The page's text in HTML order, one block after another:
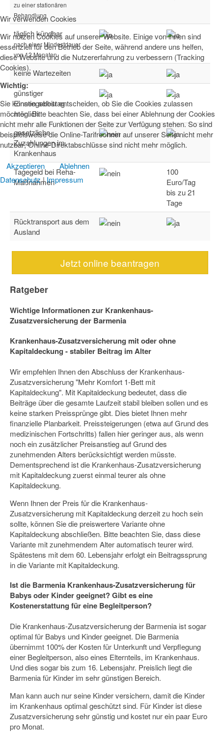
zu einer stationären
Behandlung
täglich kündbar
nach einer Mindestdauer
von 12 Monaten
keine Wartezeiten
günstiger
Einstiegsbeitrag
möglich
gesetzliche
Zuzahlungen im
Krankenhaus
Tagegeld bei Reha-
Maßnahmen
100
Euro/Tag
bis zu 21
Tage
Rücktransport aus dem
Ausland
Jetzt online beantragen
Ratgeber
Wichtige Informationen zur Krankenhaus-
Zusatzversicherung der Barmenia
Krankenhaus-Zusatzversicherung mit oder ohne
Kapitaldeckung - stabiler Beitrag im Alter
Wir empfehlen Ihnen den Abschluss der Krankenhaus-
Zusatzversicherung "Mehr Komfort 1-Bett mit
Kapitaldeckung". Mit Kapitaldeckung bedeutet, dass die
Beiträge über die gesamte Laufzeit stabil bleiben sollen und es
keine starken Preissprünge gibt. Dies bietet Ihnen mehr
finanzielle Planbarkeit. Preissteigerungen (etwa auf Grund des
medizinischen Fortschritts) fallen hier geringer aus, als wenn
noch ein zusätzlicher Preisanstieg auf Grund des
zunehmenden Alters berücksichtigt werden müsste.
Dementsprechend ist die Krankenhaus-Zusatzversicherung
mit Kapitaldeckung zuerst einmal teurer als ohne
Kapitaldeckung.
Wenn Ihnen der Preis für die Krankenhaus-
Zusatzversicherung mit Kapitaldeckung derzeit zu hoch sein
sollte, können Sie die preiswertere Variante ohne
Kapitaldeckung abschließen. Bitte beachten Sie, dass diese
Variante mit zunehmendem Alter automatisch teurer wird.
Spätestens mit dem 60. Lebensjahr erfolgt ein Beitragssprung
in die Variante mit Kapitaldeckung.
Ist die Barmenia Krankenhaus-Zusatzversicherung für
Babys oder Kinder geeignet? Gibt es eine
Kostenerstattung für eine Begleitperson?
Die Krankenhaus-Zusatzversicherung der Barmenia ist sogar
optimal für Babys und Kinder geeignet. Die Barmenia
übernimmt 100% der Kosten für Unterkunft und Verpflegung
einer Begleitperson, also eines Elternteils, im Krankenhaus.
Und dies sogar bis zum 16. Lebensjahr. Preislich liegt die
Barmenia für Kinder im sehr günstigen Bereich.
Man kann auch nur seine Kinder versichern, damit die Kinder
im Krankenhaus optimal geschützt sind. Für Kinder ist diese
Zusatzversicherung sehr günstig und kostet nur ein paar Euro
pro Monat.
Wir verwenden Cookies
Wir nutzen Cookies auf unserer Website. Einige von ihnen sind
essenziell für den Betrieb der Seite, während andere uns helfen,
diese Website und die Nutzererfahrung zu verbessern (Tracking
Cookies).
Wichtig:
Sie können selbst entscheiden, ob Sie die Cookies zulassen
möchten. Bitte beachten Sie, dass bei einer Ablehnung der Cookies
nicht mehr alle Funktionen der Seite zur Verfügung stehen. So sind
beispielsweise die Online-Tarifrechner auf unserer Seite nicht mehr
nutzbar; Online-Direktabschlüsse sind nicht mehr möglich.
Akzeptieren
Ablehnen
Datenschutz|Impressum